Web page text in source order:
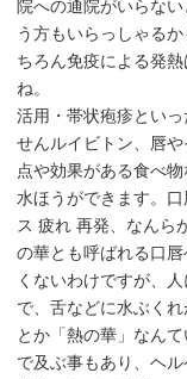
院への通院がいらな
う方もいらっしゃる
ちろん免疫による発
ね。
活用・帯状疱疹とい
せんルイビトン、唇
点や効果がある食べ
水ほうができます。
ス 疲れ 再発、なんら
の華とも呼ばれる口
くないわけですが、
で、舌などに水ぶく
とか「熱の華」なん
で及ぶ事もあり、ヘ